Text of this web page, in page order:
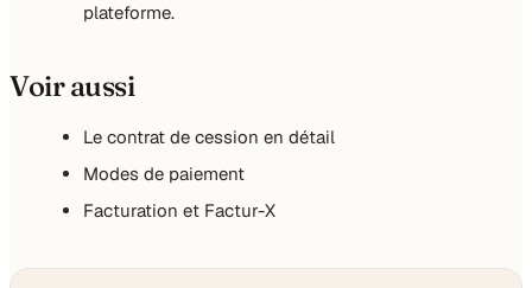
plateforme.
Voir aussi
Le contrat de cession en détail
Modes de paiement
Facturation et Factur-X